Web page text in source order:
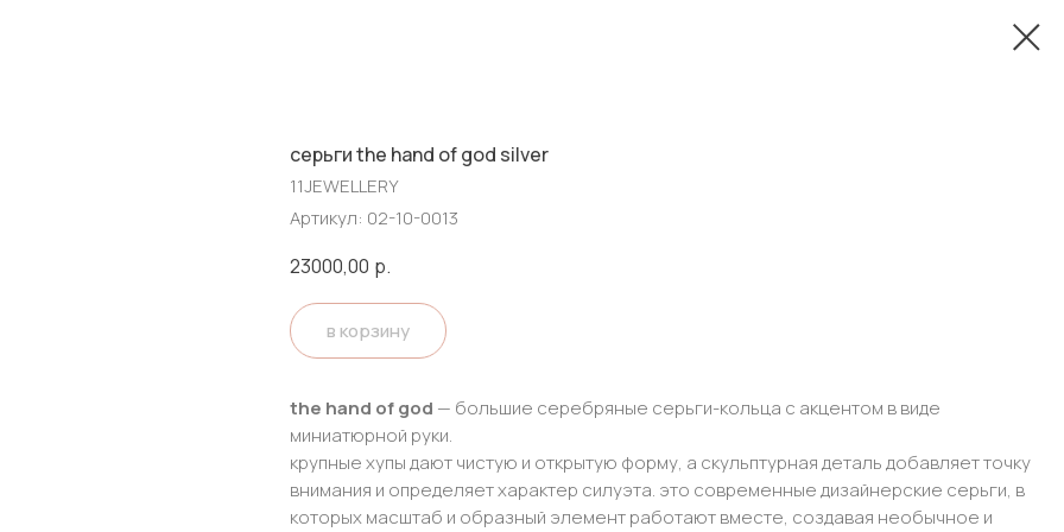
серьги the hand of god silver
11JEWELLERY
Артикул: 02-10-0013
23000,00 р.
в корзину
the hand of god — большие серебряные серьги-кольца с акцентом в виде
миниатюрной руки.
крупные хупы дают чистую и открытую форму, а скульптурная деталь добавляет точку
внимания и определяет характер силуэта. это современные дизайнерские серьги, в
которых масштаб и образный элемент работают вместе, создавая необычное и